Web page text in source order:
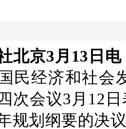
北京3月13日电
民经济和社会
次会议3月12
规划纲要的决